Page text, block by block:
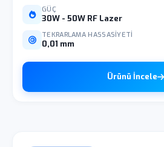
GÜÇ
30W - 50W RF Lazer
TEKRARLAMA HASSASIYETI
0,01 mm
Ürünü İncele